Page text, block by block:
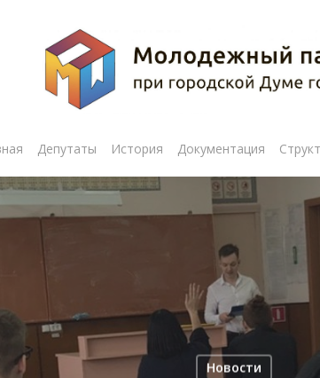
закрыть
Депутаты История Документация
Новости